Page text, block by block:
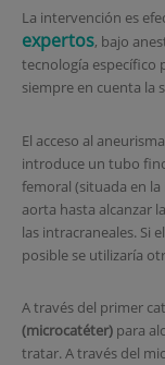
La intervención es
expertos, bajo
tecnología específico
siempre en cuenta la
El acceso al
introduce un tubo
femoral (situada en
aorta hasta alcanzar
las intracraneales. Si
posible se utilizaría
A través del primer
(microcatéter)para
tratar. A través del